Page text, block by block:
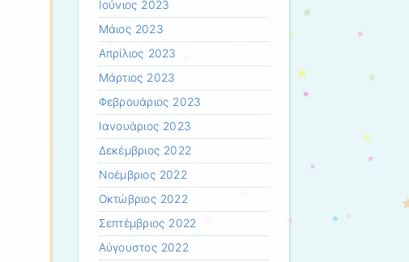
Ιούνιος 2023
Μάιος 2023
Απρίλιος 2023
Μάρτιος 2023
Φεβρουάριος 2023
Ιανουάριος 2023
Δεκέμβριος 2022
Νοέμβριος 2022
Οκτώβριος 2022
Σεπτέμβριος 2022
Αύγουστος 2022